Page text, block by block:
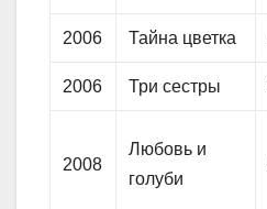
2006 Тайна цветка
2006 Три сестры
2008
Любовь и
голуби